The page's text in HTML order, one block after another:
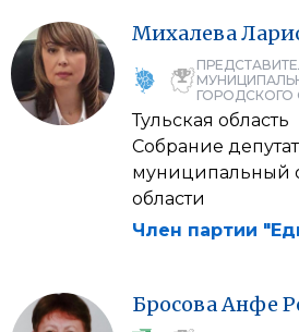
Михалева
ГОРОДСКОГО
Тульская область
Собрание
муниципальный
области
Член партии
БросоваАнфе